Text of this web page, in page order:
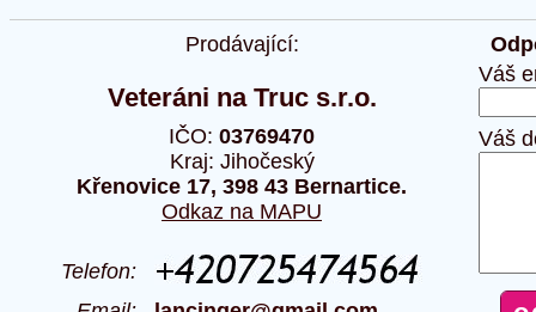
Prodávající:
Veteráni na Truc s.r.o.
IČO: 03769470
Kraj: Jihočeský
Křenovice 17, 398 43 Bernartice.
Odkaz na MAPU
Telefon:
Váš
Váš